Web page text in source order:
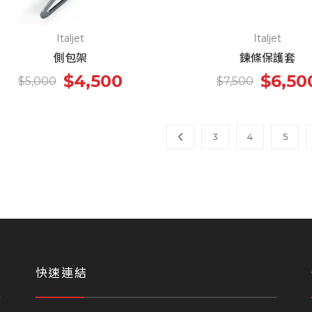
Italjet
側包架
$5,000 $4,500
Italjet
鍊條保護套
$7,500
3 4 5
快速連結